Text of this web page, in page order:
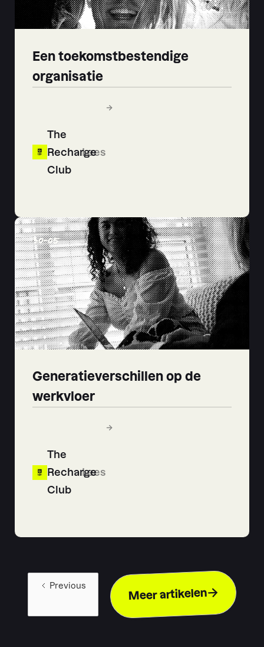
Een toekomstbestendige
organisatie
The
Recharge
Club
Lees
Generatieverschillen op de
werkvloer
The
Recharge
Club
Lees
30-05
Previous
Meer artikelen